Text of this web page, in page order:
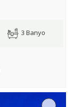
3 Banyo